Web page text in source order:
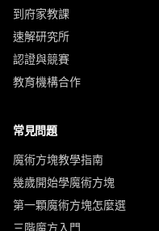
到府家教課
速解研究所
認證與競賽
教育機構合作
常見問題
魔術方塊教學指南
幾歲開始學魔術方塊
第一顆魔術方塊怎麼選
三階魔方入門